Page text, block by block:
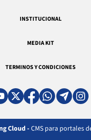
INSTITUCIONAL
MEDIA KIT
TERMINOS Y CONDICIONES
Cloud - CMS para portales